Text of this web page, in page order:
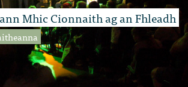
Mhic Cionnaith ag an Fhleadh